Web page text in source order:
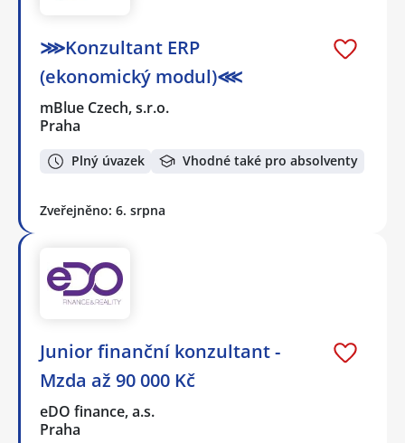
⋙Konzultant ERP
(ekonomický modul)⋘
mBlue Czech, s.r.o.
Praha
Plný úvazek Vhodné také pro absolventy
Zveřejněno: 6. srpna
Junior finanční konzultant -
Mzda až 90 000 Kč
eDO finance, a.s.
Praha